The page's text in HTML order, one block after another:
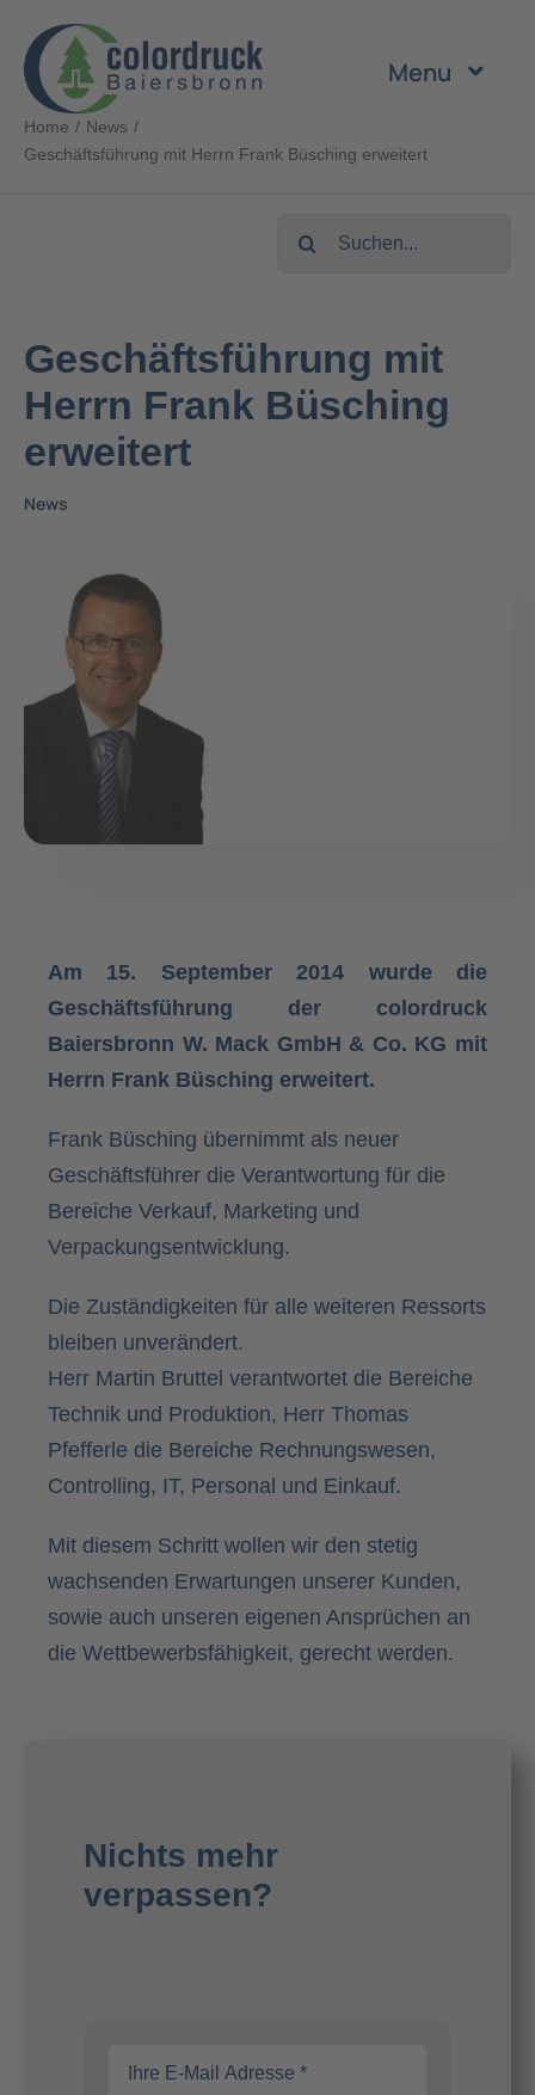
Inhalt
springen
Menu
Unternehmen
Nachhaltigkeit
Karriere
Home
News
Geschäftsführung mit Herrn Frank Büsching erweitert
Suche
Geschäftsführung mit
Herrn Frank Büsching
erweitert
News
Am 15. September 2014 wurde die
Geschäftsführung der colordruck
Baiersbronn W. Mack GmbH & Co. KG mit
Herrn Frank Büsching erweitert.
Frank Büsching übernimmt als neuer
Geschäftsführer die Verantwortung für die
Bereiche Verkauf, Marketing und
Verpackungsentwicklung.
Die Zuständigkeiten für alle weiteren Ressorts
bleiben unverändert.
Herr Martin Bruttel verantwortet die Bereiche
Technik und Produktion, Herr Thomas
Pfefferle die Bereiche Rechnungswesen,
Controlling, IT, Personal und Einkauf.
Mit diesem Schritt wollen wir den stetig
wachsenden Erwartungen unserer Kunden,
sowie auch unseren eigenen Ansprüchen an
die Wettbewerbsfähigkeit, gerecht werden.
Nichts mehr
verpassen?